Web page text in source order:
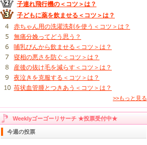
子連れ飛行機の＜コツ＞は？
子どもに薬を飲ませる＜コツ＞は？
赤ちゃん用の洗濯洗剤を使う＜コツ＞は？
無痛分娩ってどう思う？
哺乳びんから飲ませる＜コツ＞は？
寝相の悪さを防ぐ＜コツ＞は？
産後の抜け毛を減らす＜コツ＞は？
夜泣きを克服する＜コツ＞は？
苺状血管腫とつきあう＜コツ＞は？
>>もっと見る
Weeklyゴーゴーリサーチ ★投票受付中★
今週の投票